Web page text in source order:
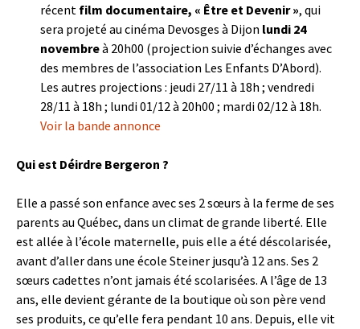
récent film documentaire, « Être et Devenir », qui
sera projeté au cinéma Devosges à Dijon lundi 24
novembreà 20h00 (projection suivie d’échanges avec
des membres de l’association Les Enfants D’Abord).
Les autres projections : jeudi 27/11 à 18h ; vendredi
28/11 à 18h ; lundi 01/12 à 20h00 ; mardi 02/12 à 18h.
Voir la bande annonce
Qui est Déirdre Bergeron ?
Elle a passé son enfance avec ses 2 sœurs à la ferme de ses
parents au Québec, dans un climat de grande liberté. Elle
est allée à l’école maternelle, puis elle a été déscolarisée,
avant d’aller dans une école Steiner jusqu’à 12 ans. Ses 2
sœurs cadettes n’ont jamais été scolarisées. A l’âge de 13
ans, elle devient gérante de la boutique où son père vend
ses produits, ce qu’elle fera pendant 10 ans. Depuis, elle vit